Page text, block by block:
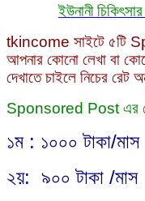
ইউনানী
tkincome সাইটে ৫টি
আপনার কোনো লেখা বা
দেখাতে চাইলে নিচের রেট
Sponsored Post এর
১ম : ১০০০ টাকা/মাস
২য়: ৯০০ টাকা /মাস